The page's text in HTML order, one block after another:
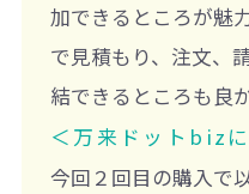
加できるところが魅
で見積もり、注文、
結できるところも良
＜万来ドットbiz
今回２回目の購入で